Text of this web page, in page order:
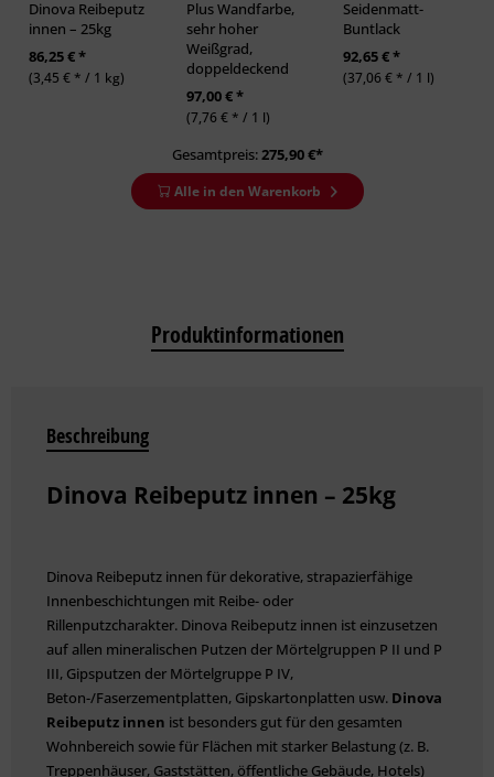
Dinova Reibeputz
innen – 25kg
86,25 € *
(3,45 € * / 1 kg)
Plus Wandfarbe,
sehr hoher
Weißgrad,
doppeldeckend
97,00 € *
(7,76 € * / 1 l)
Seidenmatt-
Buntlack
92,65 € *
(37,06 € * / 1 l)
Gesamtpreis: 275,90€*
Alle in den Warenkorb
Produktinformationen
Beschreibung
Dinova Reibeputz innen – 25kg
Dinova Reibeputz innen für dekorative, strapazierfähige
Innenbeschichtungen mit Reibe- oder
Rillenputzcharakter. Dinova Reibeputz innen ist einzusetzen
auf allen mineralischen Putzen der Mörtelgruppen P II und P
III, Gipsputzen der Mörtelgruppe P IV,
Beton-/Faserzementplatten, Gipskartonplatten usw. Dinova
Reibeputz innen ist besonders gut für den gesamten
Wohnbereich sowie für Flächen mit starker Belastung (z. B.
Treppenhäuser, Gaststätten, öffentliche Gebäude, Hotels)